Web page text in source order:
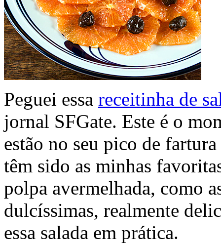
Peguei essa receitinha de
jornal SFGate. Este é o
estão no seu pico de
têm sido as minhas
polpa avermelhada, como
dulcíssimas, realmente
essa salada em prática.